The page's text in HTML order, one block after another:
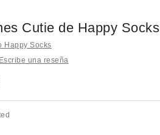
Cutie de Happy Socks
Happy Socks
Escribe una reseña